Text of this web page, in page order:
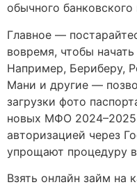
обычного банковского
Главное —
вовремя, чтобы начать
Например, Бериберу,
Мани и другие —
загрузки фото
новых МФО 2024–2025
авторизацией через
упрощают процедуру
Взять онлайн займ на